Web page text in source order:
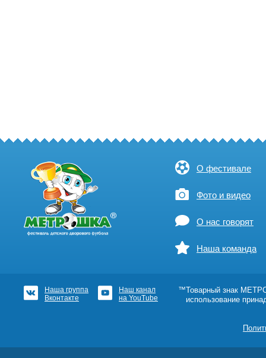
О фестивале
Фото и видео
О нас говорят
Наша команда
Наша группа
Вконтакте
Наш канал
на YouTube
™Товарный знак
использование